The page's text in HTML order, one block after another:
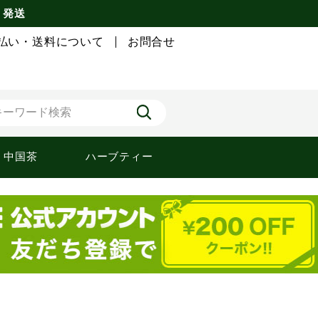
送
い・送料について お問合せ
中国茶 ハーブティー